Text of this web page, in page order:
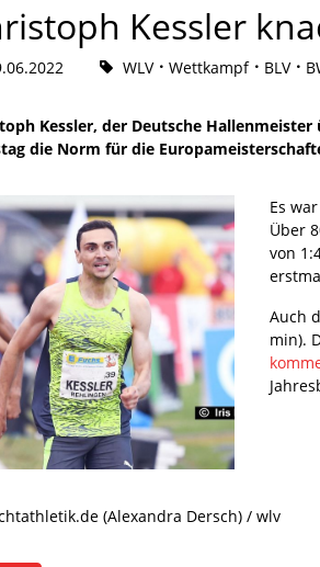
Kessler
WLV Wettkampf BLV
Kessler, der Deutsche
die Norm für die
Es
Über
von
Auch
min).
(Alexandra Dersch) / wlv